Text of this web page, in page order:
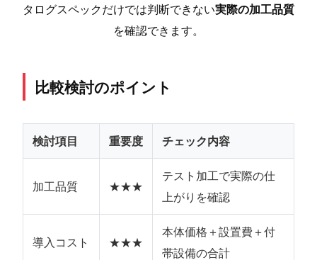
タログスペックだけでは判断できない実際の加工品質
を確認できます。
比較検討のポイント
検討項目 重要度 チェック内容
加工品質 ★★★
テスト加工で実際の仕
上がりを確認
導入コスト ★★★
本体価格＋設置費＋付
帯設備の合計